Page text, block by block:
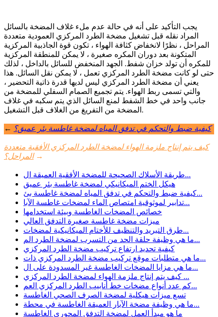
يجب التأكيد على أنه في حالة عدم ملء غلاف المضخة بالسائل
المراد نقله قبل تشغيل مضخة الطرد المركزي العمودية متعددة
المراحل ، نظرًا لانخفاض كثافة الهواء ، تكون قوة الجاذبية المركزية
المتكونة بعد دوران المكره صغيرة ، لا يمكن للمنطقة المركزية
للمكره أن تولد خزان شفط. الجهد المنخفض للسائل بالداخل ، لذلك
حتى لو كانت مضخة الطرد المركزي تعمل ، لا يمكن نقل السائل. هذا
يعني أن مضخة الطرد المركزي ليس لديها قدرة ذاتية التحضير ،
والتي تسمى ربط الهواء. يتم تجميع الصمام السفلي للمضخة من
جانب واحد في خط الشفط لمنع السائل الذي يتم سكبه في غلاف
المضخة من التفريغ من الغلاف قبل التشغيل.
← كيفية ضبط والتحكم في تدفق المياه لمضخة غاطسة بئر عميق؟
كيف يتم إنتاج ملزمة الهواء لمضخة الطرد المركزي الأفقية متعددة
المراحل؟ →
طريقة الأسلاك الصحيحة للمضخة الأفقية العميقة ال...
هيكل الختم الميكانيكي لمضخة غاطسة بئر عميق
كيفية ضبط والتحكم في تدفق المياه لمضخة غاطسة بئ...
تدابير لموثوقية امتصاص الماء لمضخات غاطسة الآبا...
خصائص المضخات الغاطسة وبيئة استخدامها
ميزات مضخة غاطسة صغيرة التدفق العالي
طرق التبريد والتنظيف للأختام الميكانيكية لمضخات...
ما هي وظيفة حلقة الحد من التسرب لمضخة الطرد الم...
كيفية تحديد ارتفاع تركيب مضخة الطرد المركزي
ما هي متطلبات موقع تركيب مضخة الطرد المركزي ذات...
ما هي مزايا المضخات الغاطسة غير المسدودة على ال...
كيف يتم إنتاج ملزمة الهواء لمضخة الطرد المركزي ...
كم عدد أنواع مضخات خط أنابيب الطرد المركزي العم...
تسع ميزات هيكلية لمضخة الصرف الصحي الغاطسة
ما هي وظيفة مضخة الآبار العميقة الغاطسة في محطة...
ما هو مبدأ العمل لمضخة التدفق المحوري الغاطسة